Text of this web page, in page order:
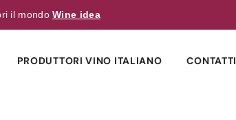
il mondoWine idea
PRODUTTORI VINO ITALIANO CONTATTI